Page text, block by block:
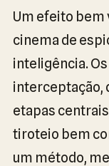
Um efeito bem
cinema de
inteligência.
interceptação,
etapas
tiroteio bem
um método,